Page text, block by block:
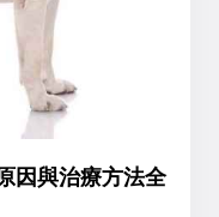
因與治療方法全